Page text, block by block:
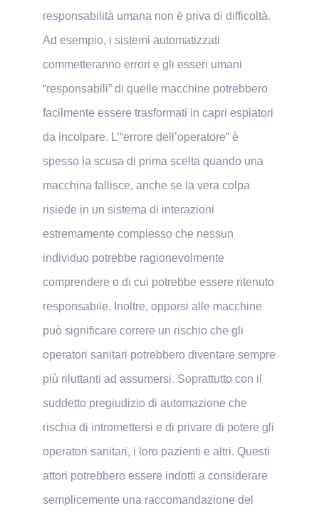
responsabilità umana non è priva di difficoltà.
Ad esempio, i sistemi automatizzati
commetteranno errori e gli esseri umani
“responsabili” di quelle macchine potrebbero
facilmente essere trasformati in capri espiatori
da incolpare. L’“errore dell’operatore” è
spesso la scusa di prima scelta quando una
macchina fallisce, anche se la vera colpa
risiede in un sistema di interazioni
estremamente complesso che nessun
individuo potrebbe ragionevolmente
comprendere o di cui potrebbe essere ritenuto
responsabile. Inoltre, opporsi alle macchine
può significare correre un rischio che gli
operatori sanitari potrebbero diventare sempre
più riluttanti ad assumersi. Soprattutto con il
suddetto pregiudizio di automazione che
rischia di intromettersi e di privare di potere gli
operatori sanitari, i loro pazienti e altri. Questi
attori potrebbero essere indotti a considerare
semplicemente una raccomandazione del